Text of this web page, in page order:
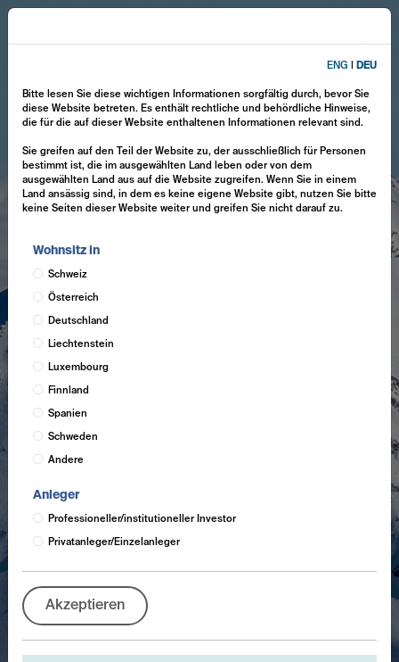
ENG DEU
Bitte lesen Sie diese wichtigen Informationen sorgfältig durch, bevor Sie
diese Website betreten. Es enthält rechtliche und behördliche Hinweise,
die für die auf dieser Website enthaltenen Informationen relevant sind.
Sie greifen auf den Teil der Website zu, der ausschließlich für Personen
bestimmt ist, die im ausgewählten Land leben oder von dem
ausgewählten Land aus auf die Website zugreifen. Wenn Sie in einem
Land ansässig sind, in dem es keine eigene Website gibt, nutzen Sie bitte
keine Seiten dieser Website weiter und greifen Sie nicht darauf zu.
Wohnsitz in
Schweiz
Österreich
Deutschland
Liechtenstein
Luxembourg
Finnland
Spanien
Schweden
Andere
Anleger
Professioneller/institutioneller Investor
Privatanleger/Einzelanleger
Akzeptieren